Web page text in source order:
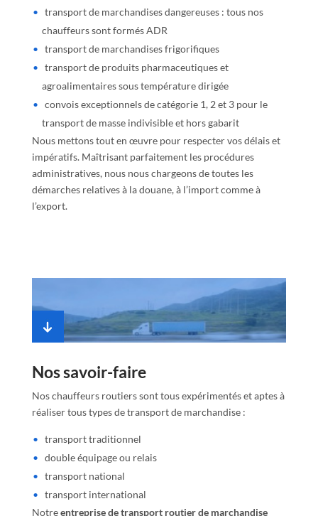
transport de marchandises dangereuses : tous nos
chauffeurs sont formés ADR
transport de marchandises frigorifiques
transport de produits pharmaceutiques et
agroalimentaires sous température dirigée
convois exceptionnels de catégorie 1, 2 et 3 pour le
transport de masse indivisible et hors gabarit
Nous mettons tout en œuvre pour respecter vos délais et
impératifs. Maîtrisant parfaitement les procédures
administratives, nous nous chargeons de toutes les
démarches relatives à la douane, à l’import comme à
l’export.
Nos savoir-faire
Nos chauffeurs routiers sont tous expérimentés et aptes à
réaliser tous types de transport de marchandise :
transport traditionnel
double équipage ou relais
transport national
transport international
Notreentreprise de transport routier de marchandise